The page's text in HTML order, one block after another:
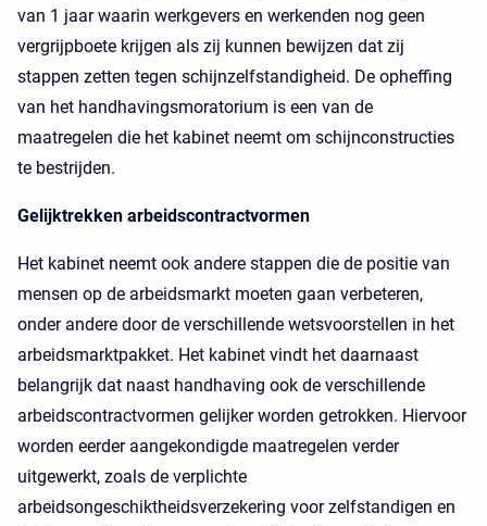
van 1 jaar waarin werkgevers en werkenden nog geen
vergrijpboete krijgen als zij kunnen bewijzen dat zij
stappen zetten tegen schijnzelfstandigheid. De opheffing
van het handhavingsmoratorium is een van de
maatregelen die het kabinet neemt om schijnconstructies
te bestrijden.
Gelijktrekken arbeidscontractvormen
Het kabinet neemt ook andere stappen die de positie van
mensen op de arbeidsmarkt moeten gaan verbeteren,
onder andere door de verschillende wetsvoorstellen in het
arbeidsmarktpakket. Het kabinet vindt het daarnaast
belangrijk dat naast handhaving ook de verschillende
arbeidscontractvormen gelijker worden getrokken. Hiervoor
worden eerder aangekondigde maatregelen verder
uitgewerkt, zoals de verplichte
arbeidsongeschiktheidsverzekering voor zelfstandigen en